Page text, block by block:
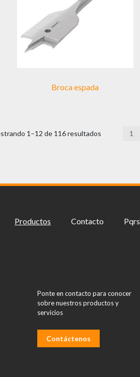
Broca espada
1–12 de 116 resultados 1
Productos Contacto Pqrs
Ponte en contacto para conocer
sobre nuestros productos y
servicios
Contáctenos